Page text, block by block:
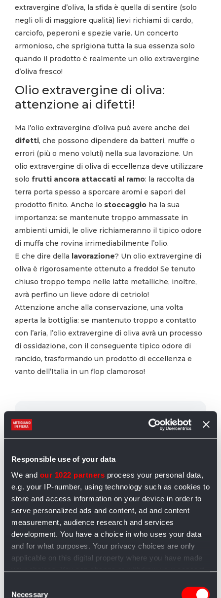
Responsible use of your data
We and our 1022 partners process your personal data,
e.g. your IP-number, using technology such as cookies to
store and access information on your device in order to
serve personalized ads and content, ad and content
measurement, audience research and services
development. You have a choice in who uses your data
and for what purposes. Your privacy choices are only
applicable on this digital property where you have made
your choices. You can change or withdraw your consent
the Privacy trigger icon.
Necessary
extravergine d’oliva, la sfida è quella di sentire (solo
negli oli di maggiore qualità) lievi richiami di cardo,
carciofo, peperoni e spezie varie. Un concerto
armonioso, che sprigiona tutta la sua essenza solo
quando il prodotto è realmente un olio extravergine
d’oliva fresco!
Olio extravergine di oliva:
attenzione ai difetti!
Ma l’olio extravergine d’oliva può avere anche dei
difetti, che possono dipendere da batteri, muffe o
errori (più o meno voluti) nella sua lavorazione. Un
olio extravergine di oliva di eccellenza deve utilizzare
solo frutti ancora attaccati al ramo: la raccolta da
terra porta spesso a sporcare aromi e sapori del
prodotto finito. Anche lo stoccaggio ha la sua
importanza: se mantenute troppo ammassate in
ambienti umidi, le olive richiameranno il tipico odore
di muffa che rovina irrimediabilmente l’olio.
E che dire della lavorazione? Un olio extravergine di
oliva è rigorosamente ottenuto a freddo! Se tenuto
chiuso troppo tempo nelle latte metalliche, inoltre,
avrà perfino un lieve odore di cetriolo!
Attenzione anche alla conservazione, una volta
aperta la bottiglia: se mantenuto troppo a contatto
con l’aria, l’olio extravergine di oliva avrà un processo
di ossidazione, con il conseguente tipico odore di
rancido, trasformando un prodotto di eccellenza e
vanto dell’Italia in un flop clamoroso!